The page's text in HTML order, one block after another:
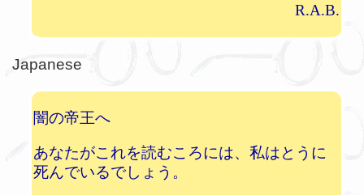
R.A.B.
Japanese
闇の帝王へ
あなたがこれを読むころには、私はとうに
死んでいるでしょう。